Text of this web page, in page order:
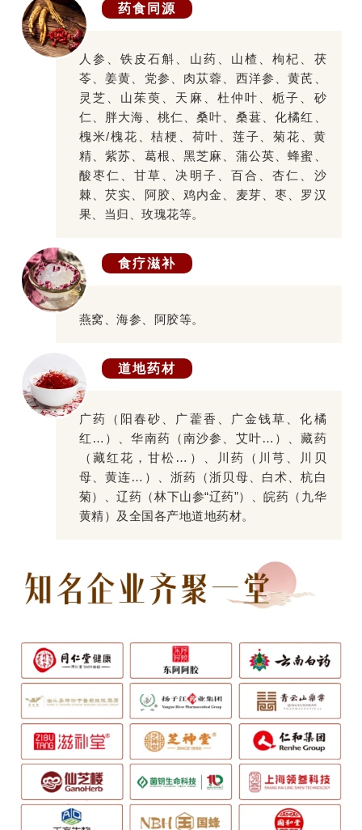
药食同源
人参、铁皮石斛、山药、山楂、枸杞、茯
苓、姜黄、党参、肉苁蓉、西洋参、黄芪、
灵芝、山茱萸、天麻、杜仲叶、栀子、砂
仁、胖大海、桃仁、桑叶、桑葚、化橘红、
槐米/槐花、桔梗、荷叶、莲子、菊花、黄
精、紫苏、葛根、黑芝麻、蒲公英、蜂蜜、
酸枣仁、甘草、决明子、百合、杏仁、沙
棘、芡实、阿胶、鸡内金、麦芽、枣、罗汉
果、当归、玫瑰花等。
食疗滋补
燕窝、海参、阿胶等。
道地药材
广药（阳春砂、广藿香、广金钱草、化橘
红…）、华南药（南沙参、艾叶…）、藏药
（藏红花，甘松…）、川药（川芎、川贝
母、黄连…）、浙药（浙贝母、白术、杭白
菊）、辽药（林下山参“辽药”）、皖药（九华
黄精）及全国各产地道地药材。